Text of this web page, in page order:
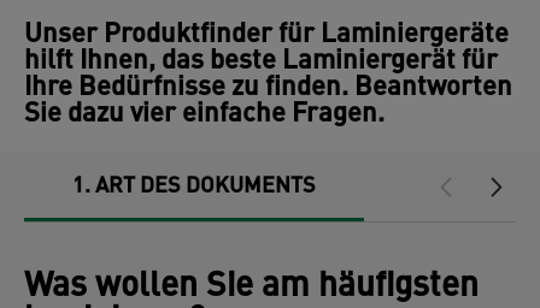
Unser Produktfinder für Laminiergeräte
hilft Ihnen, das beste Laminiergerät für
Ihre Bedürfnisse zu finden. Beantworten
Sie dazu vier einfache Fragen.
1 ART DES DOKUMENTS
Was wollen Sie am häufigsten